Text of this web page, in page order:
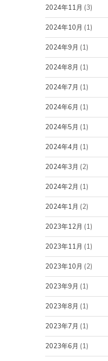
2024年11月 (3)
2024年10月 (1)
2024年9月 (1)
2024年8月 (1)
2024年7月 (1)
2024年6月 (1)
2024年5月 (1)
2024年4月 (1)
2024年3月 (2)
2024年2月 (1)
2024年1月 (2)
2023年12月 (1)
2023年11月 (1)
2023年10月 (2)
2023年9月 (1)
2023年8月 (1)
2023年7月 (1)
2023年6月 (1)